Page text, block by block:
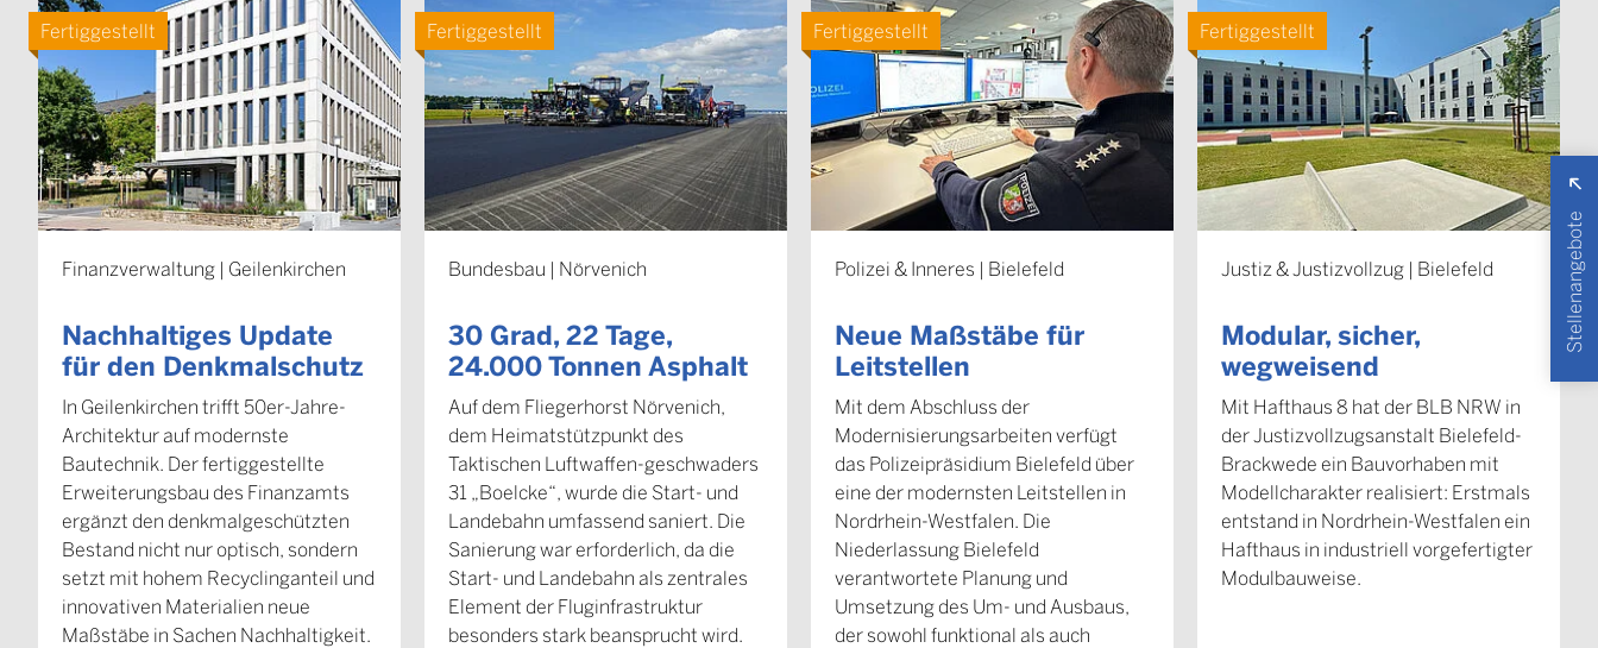
Fertiggestellt
Finanzverwaltung | Geilenkirchen
Nachhaltiges Update
für den Denkmalschutz
In Geilenkirchen trifft 50er-Jahre-
Architektur auf modernste
Bautechnik. Der fertiggestellte
Erweiterungsbau des Finanzamts
ergänzt den denkmalgeschützten
Bestand nicht nur optisch, sondern
setzt mit hohem Recyclinganteil und
innovativen Materialien neue
Maßstäbe in Sachen Nachhaltigkeit.
Fertiggestellt
Bundesbau | Nörvenich
30 Grad, 22 Tage,
24.000 Tonnen Asphalt
Auf dem Fliegerhorst Nörvenich,
dem Heimatstützpunkt des
Taktischen Luftwaffen-geschwaders
31 „Boelcke“, wurde die Start- und
Landebahn umfassend saniert. Die
Sanierung war erforderlich, da die
Start- und Landebahn als zentrales
Element der Fluginfrastruktur
besonders stark beansprucht wird.
Fertiggestellt
Polizei & Inneres | Bielefeld
Neue Maßstäbe für
Leitstellen
Mit dem Abschluss der
Modernisierungsarbeiten verfügt
das Polizeipräsidium Bielefeld über
eine der modernsten Leitstellen in
Nordrhein-Westfalen. Die
Niederlassung Bielefeld
verantwortete Planung und
Umsetzung des Um- und Ausbaus,
der sowohl funktional als auch
Fertiggestellt
Justiz & Justizvollzug | Bielefeld
Modular, sicher,
wegweisend
Mit Hafthaus 8 hat der BLB NRW in
der Justizvollzugsanstalt Bielefeld-
Brackwede ein Bauvorhaben mit
Modellcharakter realisiert: Erstmals
entstand in Nordrhein-Westfalen ein
Hafthaus in industriell vorgefertigter
Modulbauweise.
Stellenangebote